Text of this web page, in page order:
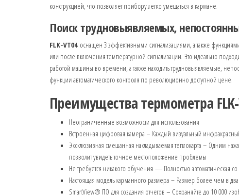
конструкцией, что позволяет прибору легко умещаться в кармане.
Поиск трудновыявляемых,
FLK-VT04 оснащен 3 эффективными сигнализациями, а также
или после включения температурной сигнализации. Это идеально
работой машины во времени, а также находить трудновыявляемые,
функции автоматического контроля по революционно доступной цене.
Преимущества термометра
Неограниченные возможности для использования
Встроенная цифровая камера – Каждый визуальный
Эксклюзивная смешанная накладываемая теплокарта – Одним
позволит увидеть точное местоположение проблемы
Не требуется никакого обучения — Полностью автоматическая
Настоящая модель карманного размера – Размер более чем в
SmartView® ПО для создания отчетов – Сохраняйте до 10 000